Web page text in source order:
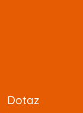
dotaz